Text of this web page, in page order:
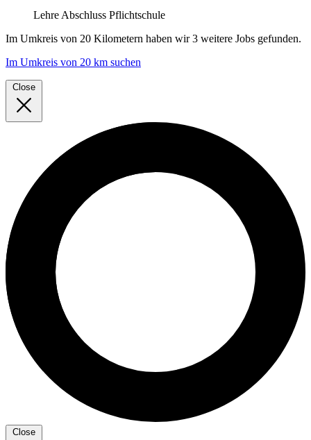
Lehre Abschluss Pflichtschule
Im Umkreis von 20 Kilometern haben wir3 weitere Jobs gefunden.
Im Umkreis von 20 km suchen
Close
Close